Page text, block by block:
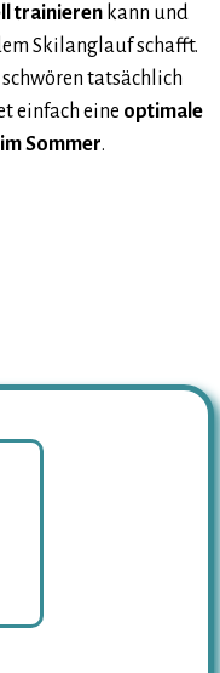
trainieren kann und
Skilanglauf schafft.
tatsächlich
einfach eine optimale
Sommer.